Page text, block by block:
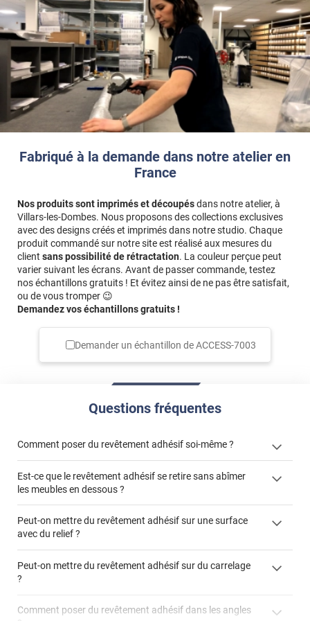
Fabriqué à la demande dans notre atelier en
France
Nos produits sont imprimés et découpésdans notre atelier, à
Villars-les-Dombes. Nous proposons des collections exclusives
avec des designs créés et imprimés dans notre studio. Chaque
produit commandé sur notre site est réalisé aux mesures du
client sans possibilité de rétractation. La couleur perçue peut
varier suivant les écrans. Avant de passer commande, testez
nos échantillons gratuits ! Et évitez ainsi de ne pas être satisfait,
ou de vous tromper 😉
Demandez vos échantillons gratuits !
Demander un échantillon deACCESS-7003
Questions fréquentes
Comment poser du revêtement adhésif soi-même ?
« Comment poser un revêtement adhésif ? »
Est-ce que le revêtement adhésif se retire sans abîmer
les meubles en dessous ?
colle
Peut-on mettre du revêtement adhésif sur une surface
avec du relief ?
Peut-on mettre du revêtement adhésif sur du carrelage
?
Comment poser du revêtement adhésif dans les angles